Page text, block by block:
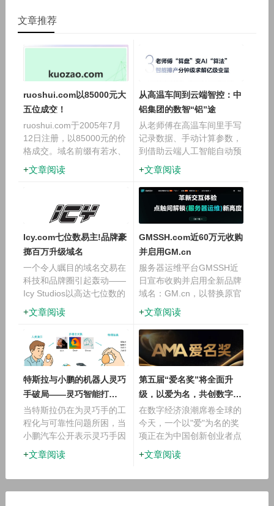
文章推荐
ruoshui.com以85000元大
五位成交！
ruoshui.com于2005年7月
12日注册，以85000元的价
格成交。域名前缀有若水、
弱水等含义。该域名曾被启
用做股票论坛平台。
文章阅读
从高温车间到云端智控：中
铝集团的数智“铝”途
从老师傅在高温车间里手写
记录数据、手动计算参数，
到借助云端人工智能自动预
测、智能调度——这巨大转
变的背后，是中铝集团与华
为携手开展的、以数据+AI
为核心的铝业变革。2024
年底双方联合发布的坤安
文章阅读
Icy.com七位数易主!品牌豪
掷百万升级域名
一个令人瞩目的域名交易在
科技和品牌圈引起轰动——
Icy Studios以高达七位数的
价格成功收购Icy.com，并
已完成品牌域名升级。这一
消息由创始人Manik
Kundra在LinkedIn上宣布，
文章阅读
GMSSH.com近60万元收购
并启用GM.cn
服务器运维平台GMSSH近
日宣布收购并启用全新品牌
域名：GM.cn，以替换原官
网域名gmssh.com。据透
露，该域名收购价接近60万
元。
文章阅读
特斯拉与小鹏的机器人灵巧
手破局——灵巧智能打
造“有用的手”
当特斯拉仍在为灵巧手的工
程化与可靠性问题所困，当
小鹏汽车公开表示灵巧手因
高成本与技术难度短期内难
以普及时，整个行业都面临
文章阅读
第五届“爱名奖”将全面升
级，以爱为名，共创数字未
来
在数字经济浪潮席卷全球的
今天，一个以"爱"为名的奖
项正在为中国创新创业者点
亮前行的灯塔。历经四载耕
耘，爱名奖（AMawards）
文章阅读